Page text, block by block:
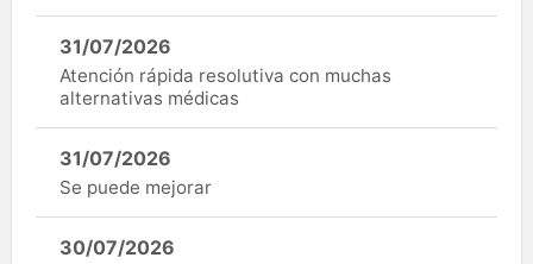
31/07/2026
Atención rápida resolutiva con muchas
alternativas médicas
31/07/2026
Se puede mejorar
30/07/2026